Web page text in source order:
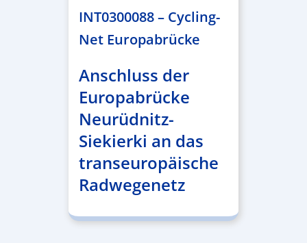
INT0300088 – Cycling-
Net Europabrücke
Anschluss der
Europabrücke
Neurüdnitz-
Siekierki an das
transeuropäische
Radwegenetz